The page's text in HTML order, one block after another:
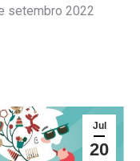
setembro 2022
Jul
20